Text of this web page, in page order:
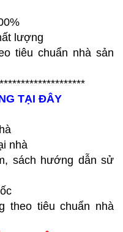
lượng
tiêu chuẩn nhà sản
TẠI ĐÂY
nhà
sách hướng dẫn sử
theo tiêu chuẩn nhà